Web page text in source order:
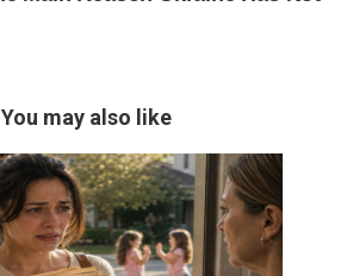
You may also like